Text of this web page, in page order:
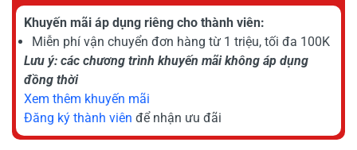
Khuyến mãi áp dụng riêng cho thành viên:
Miễn phí vận chuyển đơn hàng từ 1 triệu, tối đa 100K
Lưu ý: các chương trình khuyến mãi không áp dụng
đồng thời
Xem thêm khuyến mãi
Đăng ký thành viên để nhận ưu đãi